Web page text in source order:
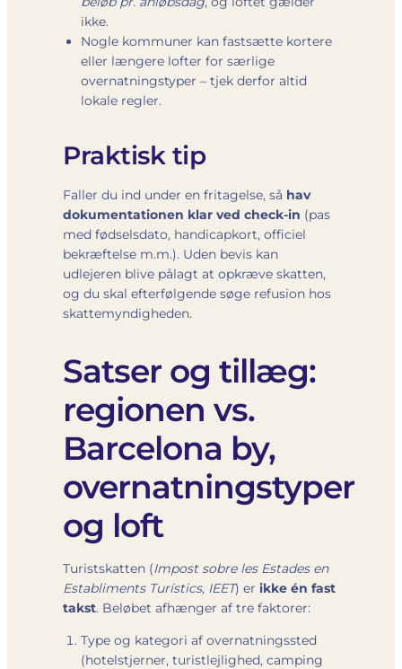
ikke.
Nogle kommuner kan fastsætte kortere
eller længere lofter for særlige
overnatningstyper – tjek derfor altid
lokale regler.
Praktisk tip
Faller du ind under en fritagelse, så hav
dokumentationen klar ved check-in (pas
med fødselsdato, handicapkort, officiel
bekræftelse m.m.). Uden bevis kan
udlejeren blive pålagt at opkræve skatten,
og du skal efterfølgende søge refusion hos
skattemyndigheden.
Satser og tillæg:
regionen vs.
Barcelona by,
overnatningstyper
og loft
Turistskatten (Impost sobre les Estades en
Establiments Turístics, IEET) er ikke én fast
takst. Beløbet afhænger af tre faktorer:
Type og kategori af overnatningssted
(hotelstjerner, turistlejlighed, camping